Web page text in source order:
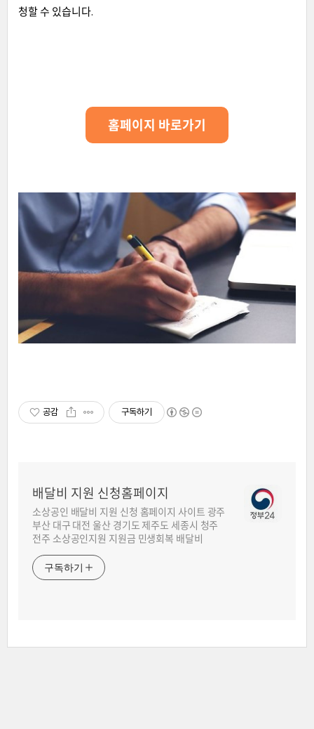
청할 수 있습니다.
홈페이지 바로가기
공감 구독하기
배달비 지원 신청홈페이지
소상공인 배달비 지원 신청 홈페이지 사이트 광주
부산 대구 대전 울산 경기도 제주도 세종시 청주
전주 소상공인지원 지원금 민생회복 배달비
구독하기